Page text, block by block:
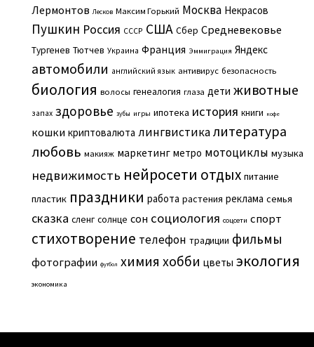
Лермонтов Лесков Максим Горький Москва Некрасов
Пушкин Россия СССР США Сбер Средневековье
Тургенев Тютчев Украина Франция Эммиграция Яндекс
автомобили английский язык антивирус безопасность
биология волосы генеалогия глаза дети животные
запах здоровье зубы игры ипотека история книги кофе
кошки криптовалюта лингвистикалитература
любовь макияж маркетинг метро мотоциклы музыка
недвижимость нейросети отдых питание
пластик праздники работа растения реклама семья
сказка сленг солнце сон социология соцсети спорт
стихотворение телефон традиции фильмы
фотографии футбол химия хобби цветы экология
экономика